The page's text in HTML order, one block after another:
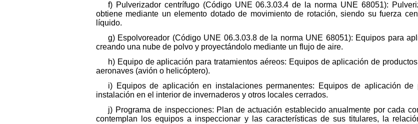
f) Pulverizador centrífugo (Código UNE 06.3.03.4 de la norma UNE 68051):
obtiene mediante un elemento dotado de movimiento de rotación, siendo su fuerza
líquido.
g) Espolvoreador (Código UNE 06.3.03.8 de la norma UNE 68051): Equipos para
creando una nube de polvo y proyectándolo mediante un flujo de aire.
h) Equipo de aplicación para tratamientos aéreos: Equipos de aplicación de
aeronaves (avión o helicóptero).
i) Equipos de aplicación en instalaciones permanentes: Equipos de aplicación de
instalación en el interior de invernaderos y otros locales cerrados.
j) Programa de inspecciones: Plan de actuación establecido anualmente por cada
contemplan los equipos a inspeccionar y las características de sus titulares, la